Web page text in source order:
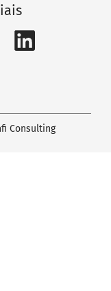
Consulting